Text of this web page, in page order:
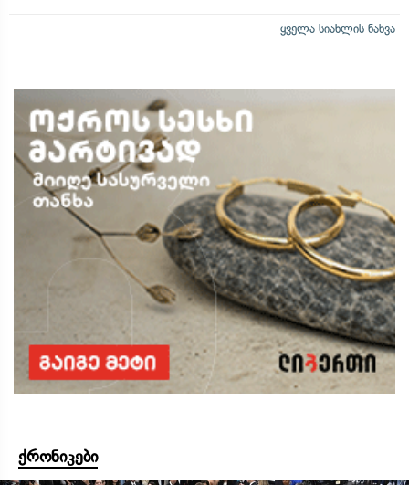
ყველა სიახლის ნახვა
ქრონიკები